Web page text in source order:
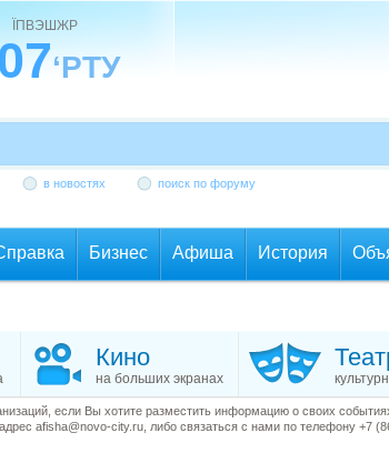
ЇПВЭШЖР
‘РТУ
в новостях
поиск по форуму
Бизнес Афиша История
Кино
на больших экранах
если Вы хотите разместить информацию о своих
afisha@novo-city.ru, либо связаться с нами по телефону +7